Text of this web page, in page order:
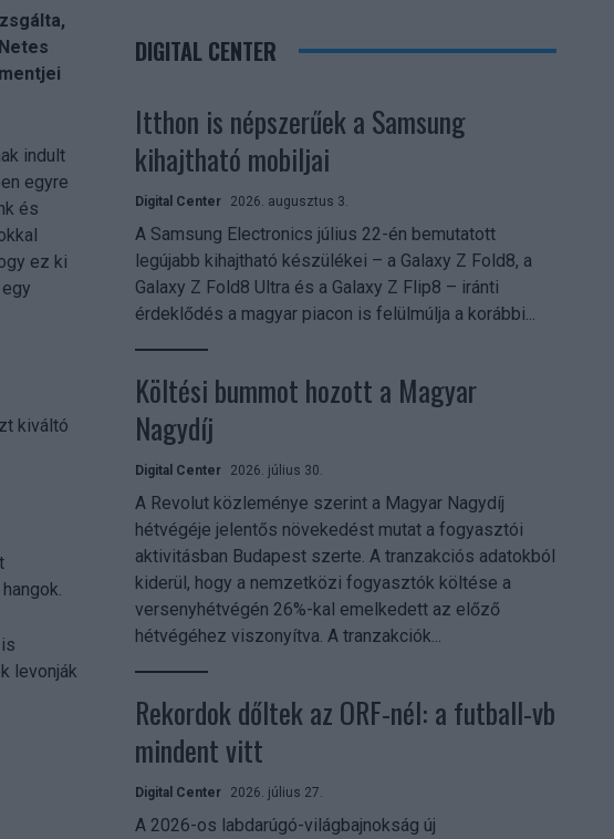
indult
egyre
és
ez ki
kiváltó
levonják
DIGITAL CENTER
Itthon is népszerűek a Samsung
kihajtható mobiljai
Digital Center 2026. augusztus 3.
A Samsung Electronics július 22-én bemutatott
legújabb kihajtható készülékei – a Galaxy Z Fold8, a
Galaxy Z Fold8 Ultra és a Galaxy Z Flip8 – iránti
érdeklődés a magyar piacon is felülmúlja a korábbi...
Költési bummot hozott a Magyar
Nagydíj
Digital Center 2026. július 30.
A Revolut közleménye szerint a Magyar Nagydíj
hétvégéje jelentős növekedést mutat a fogyasztói
aktivitásban Budapest szerte. A tranzakciós adatokból
kiderül, hogy a nemzetközi fogyasztók költése a
versenyhétvégén 26%-kal emelkedett az előző
hétvégéhez viszonyítva. A tranzakciók...
Rekordok dőltek az ORF-nél: a futball-vb
mindent vitt
Digital Center 2026. július 27.
A 2026-os labdarúgó-világbajnokság új